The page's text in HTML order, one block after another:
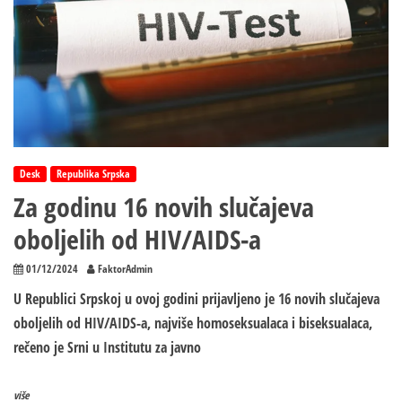
Desk Republika Srpska
Za godinu 16 novih slučajeva
oboljelih od HIV/AIDS-a
01/12/2024 FaktorAdmin
U Republici Srpskoj u ovoj godini prijavljeno je 16 novih slučajeva
oboljelih od HIV/AIDS-a, najviše homoseksualaca i biseksualaca,
rečeno je Srni u Institutu za javno
više